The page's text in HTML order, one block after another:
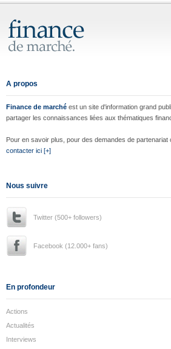
A propos
Finance de marché est un site d'information grand
partager les connaissances liées aux thématiques
Pour en savoir plus, pour des demandes de
contacter ici [+]
Nous suivre
Twitter (500+ followers)
Facebook (12.000+ fans)
En profondeur
Actions
Actualités
Interviews